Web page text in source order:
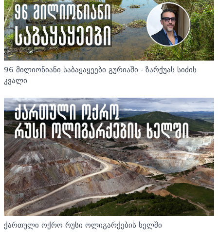
96 მილიონიანი საბაყაყეები გურიაში - ზარქუას სიძის
კვალი
ქართული ოქრო რუსი ოლიგარქების ხელში